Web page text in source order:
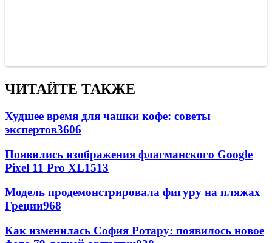
ЧИТАЙТЕ ТАКЖЕ
Худшее время для чашки кофе: советы
экспертов3606
Появились изображения флагманского Google
Pixel 11 Pro XL1513
Модель продемонстрировала фигуру на пляжах
Греции968
Как изменилась София Ротару: появилось новое